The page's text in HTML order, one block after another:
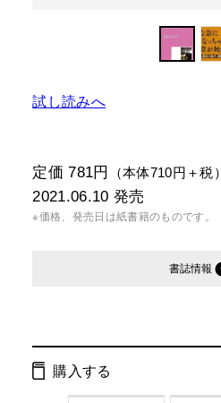
試し読みへ
定価 781円 （本体710円＋税）
2021.06.10 発売
※価格、発売日は紙書籍のものです。
書誌情報
ページ数：
購入する